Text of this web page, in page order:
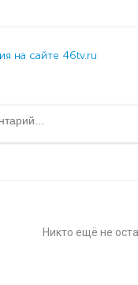
на сайте 46tv.ru
Никто ещё не